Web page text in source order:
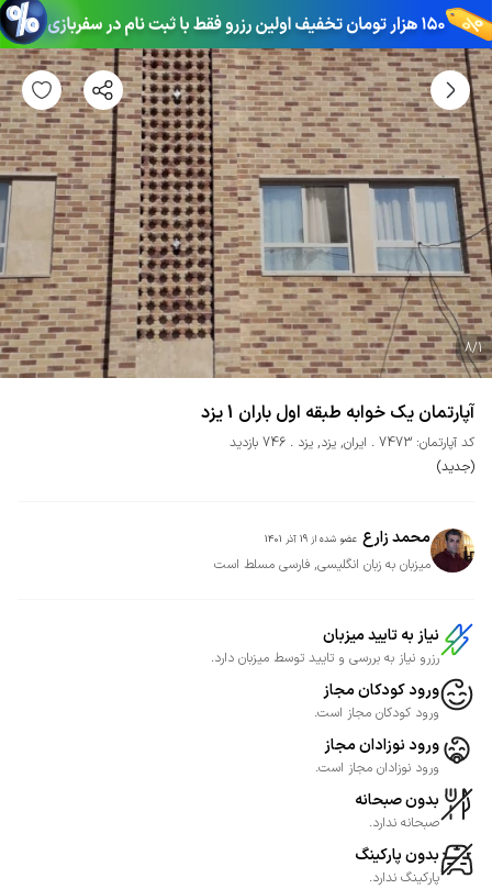
8/1
آپارتمان یک خوابه طبقه اول باران 1 یزد
کد آپارتمان: 7473 ایران, یزد, یزد
746 بازدید
(جدید)
محمد زارع عضو شده از 19 آذر 1401
میزبان به زبان انگلیسی, فارسی مسلط است
نیاز به تایید میزبان
رزرو نیاز به بررسی و تایید توسط میزبان دارد.
ورود کودکان مجاز
ورود کودکان مجاز است.
ورود نوزادان مجاز
ورود نوزادان مجاز است.
بدون صبحانه
صبحانه ندارد.
بدون پارکینگ
پارکینگ ندارد.